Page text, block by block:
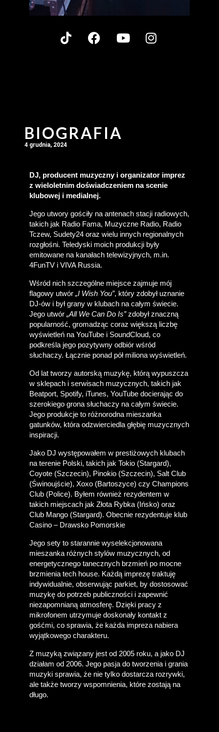
BIOGRAFIA
4 grudnia, 2024
DJ, producent muzyczny i organizator imprez
z wieloletnim doświadczeniem na scenie
klubowej i medialnej.
Jego utwory gościły na antenach stacji radiowych,
takich jak Radio Fama, Muzyczne Radio, Radio
Tczew, Sudety24 oraz wielu innych regionalnych
rozgłośni. Teledyski moich produkcji były
emitowane na kanałach telewizyjnych, m.in.
4FunTV i VIVA Russia.
Wśród nich szczególne miejsce zajmuje mój
flagowy utwór „I Wish You”, który zdobył uznanie
DJ-ów i był grany w klubach na całym świecie.
Jego utwór „All We Can Do Is” zdobył znaczną
popularność, gromadząc coraz większą liczbę
wyświetleń na YouTube i SoundCloud, co
podkreśla jego pozytywny odbiór wśród
słuchaczy. Łącznie ponad pół miliona wyświetleń.
Od lat tworzy autorską muzykę, którą wypuszcza
w sklepach i serwisach muzycznych, takich jak
Beatport, Spotify, iTunes, YouTube docierając do
szerokiego grona słuchaczy na całym świecie.
Jego produkcje to różnorodna mieszanka
gatunków, która odzwierciedla głębię muzycznych
inspiracji.
Jako DJ występowałem w prestiżowych klubach
na terenie Polski, takich jak Tokio (Stargard),
Coyote (Szczecin), Pinokio (Szczecin), Salt Club
(Świnoujście), Xoxo (Bartoszyce) czy Champions
Club (Police). Byłem również rezydentem w
takich miejscach jak Złota Rybka (Ińsko) oraz
Club Mango (Stargard). Obecnie rezydentuje klub
Casino – Drawsko Pomorskie
Jego sety to starannie wyselekcjonowana
mieszanka różnych stylów muzycznych, od
energetycznego tanecznych brzmień po mocne
brzmienia tech house. Każdą imprezę traktuję
indywidualnie, obserwując parkiet, by dostosować
muzykę do potrzeb publiczności i zapewnić
niezapomnianą atmosferę. Dzięki pracy z
mikrofonem utrzymuje doskonały kontakt z
gośćmi, co sprawia, że każda impreza nabiera
wyjątkowego charakteru.
Z muzyką związany jest od 2005 roku, a jako DJ
działam od 2006. Jego pasja do tworzenia i grania
muzyki sprawia, że nie tylko dostarcza rozrywki,
ale także tworzy wspomnienia, które zostają na
długo.